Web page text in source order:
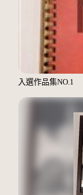
入選作品集NO.1